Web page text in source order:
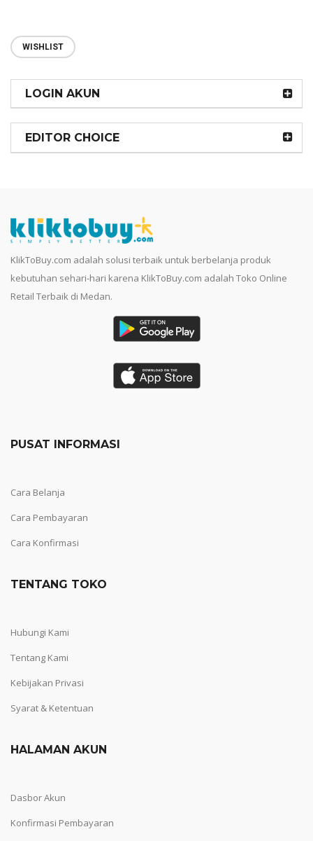
WISHLIST
LOGIN AKUN
EDITOR CHOICE
KlikToBuy.com adalah solusi terbaik untuk berbelanja produk
kebutuhan sehari-hari karena KlikToBuy.com adalah Toko Online
Retail Terbaik di Medan.
PUSAT INFORMASI
Cara Belanja
Cara Pembayaran
Cara Konfirmasi
TENTANG TOKO
Hubungi Kami
Tentang Kami
Kebijakan Privasi
Syarat & Ketentuan
HALAMAN AKUN
Dasbor Akun
Konfirmasi Pembayaran